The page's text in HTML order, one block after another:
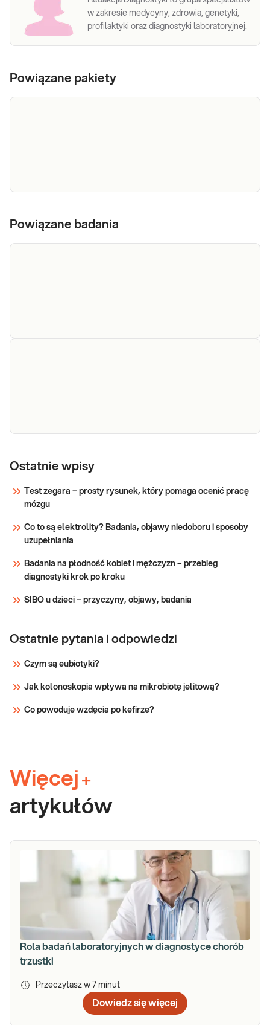
w zakresie medycyny, zdrowia, genetyki,
profilaktyki oraz diagnostyki laboratoryjnej.
Powiązane pakiety
trzustkowy → Przy dolegliwościach ze strony przewodu
Powiązane badania
całkowity
cholesterolu całkowitego, (TC, CHOL),
chorób układu sercowo-naczyniowego w skali
Ostatnie wpisy
Test zegara – prosty rysunek, który pomaga ocenić pracę
mózgu
Co to są elektrolity? Badania, objawy niedoboru i sposoby
uzupełniania
Badania na płodność kobiet i mężczyzn – przebieg
diagnostyki krok po kroku
SIBO u dzieci – przyczyny, objawy, badania
Ostatnie pytania i odpowiedzi
Czym są eubiotyki?
Jak kolonoskopia wpływa na mikrobiotę jelitową?
Co powoduje wzdęcia po kefirze?
Więcej +
artykułów
Rola badań laboratoryjnych w diagnostyce chorób
trzustki
Przeczytasz w 7 minut
Dowiedz się więcej